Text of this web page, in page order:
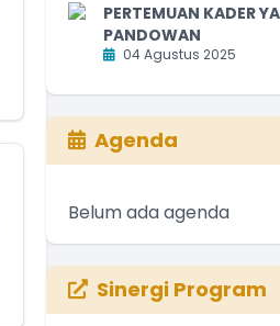
PERTEMUAN KADER
PANDOWAN
04 Agustus 2025
Agenda
Belum ada agenda
Sinergi Program